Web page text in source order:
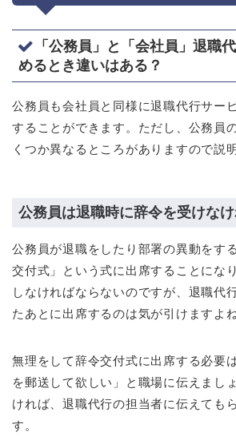
「公務員」と「会社員」退職
めるとき違いはある？
公務員も会社員と同様に退職代行サー
することができます。ただし、公務員
くつか異なるところがありますので説
公務員は退職時に辞令を受けな
公務員が退職をしたり部署の異動をす
交付式」という式に出席することにな
しなければならないのですが、退職代
たあとに出席するのは気が引けますよね
無理をして辞令交付式に出席する必要
を郵送して欲しい」と職場に伝えまし
ければ、退職代行の担当者に伝えても
す。